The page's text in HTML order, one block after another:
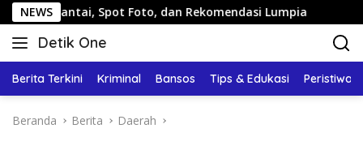
Langsung
ke
konten
NEWS
Spot Foto, dan Rekomendasi Lumpia Panduan
Detik One
Tajam
Fakta
Berita Terkini Kriminal Bansos Tips & Edukasi Peristiwa
Beranda Berita Daerah